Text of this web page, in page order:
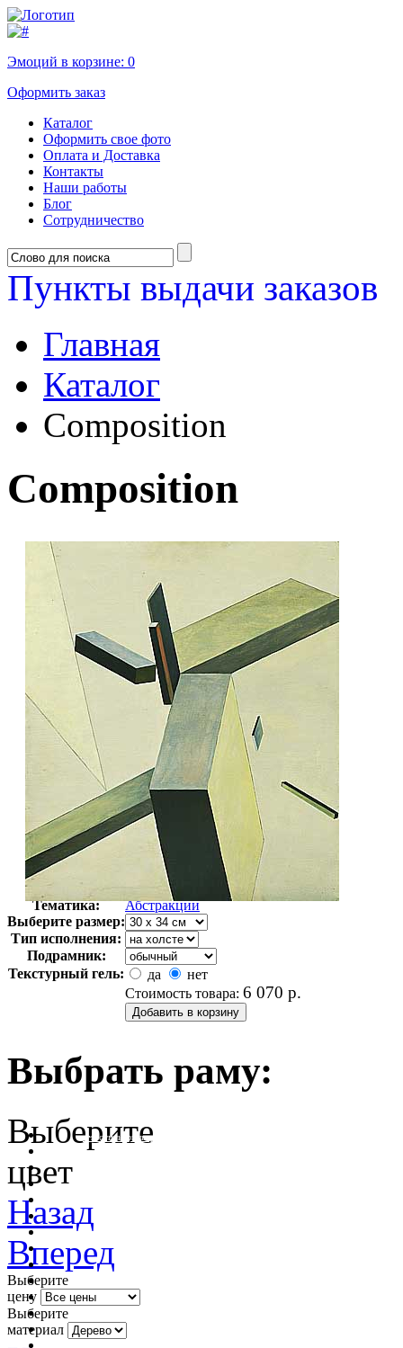
Эмоций в корзине: 0
Оформить заказ
Каталог
Оформить свое фото
Оплата и Доставка
Контакты
Наши работы
Блог
Сотрудничество
Пункты выдачи заказов
Главная
Каталог
Composition
Composition
Автор:
Лисицкий Лазарь
Арт-стиль
Кубизм
Тематика:
Абстракции
Выберите размер:
Тип исполнения:
Подрамник:
Текстурный гель:
да
нет
Стоимость товара: 6 070 р.
Выбрать раму:
очистить фильтр цвета
Выберите
цвет
Назад
Вперед
Выберите
цену
Выберите
материал